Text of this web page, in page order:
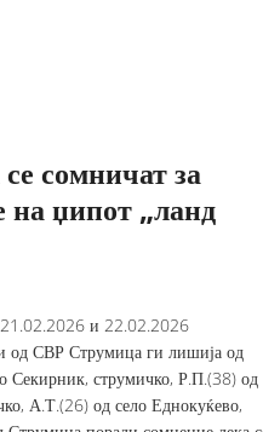
сомничат за
џипот „ланд
и 22.02.2026
од СВР Струмица ги лишија од
Секирник, струмичко, Р.П.(38) од
А.Т.(26) од село Еднокуќево,